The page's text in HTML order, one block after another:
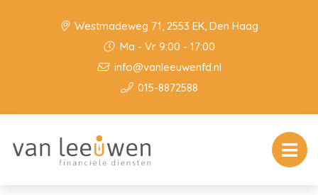
Westmadeweg 71, 2553 EK, Den Haag
Ma - Vr 9:00 - 17:00
info@vanleeuwenfd.nl
015-8872588